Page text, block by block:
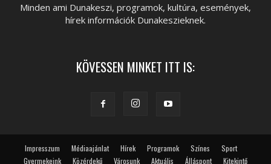
Minden ami Dunakeszi, programok, kultúra, események,
hírek információk Dunakeszieknek.
KÖVESSEN MINKET ITT IS:
Impresszum Médiaajánlat Hírek Programok Színes
Sport
Gyermekeink
Közérdekű Városunk Aktuális Álláspont Kitekintő